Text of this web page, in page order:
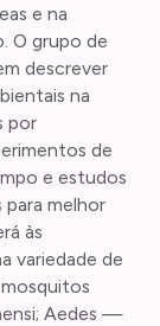
e na
O grupo de
descrever
na
por
de
e estudos
melhor
às
variedade de
Aedes —